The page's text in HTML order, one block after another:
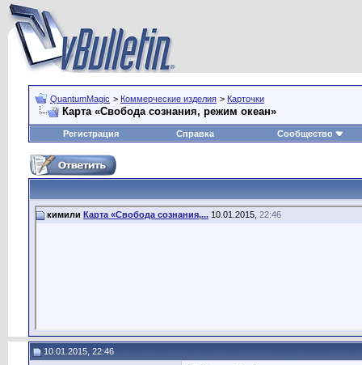
QuantumMagic > Коммерческие изделия > Карточки
Карта «Свобода сознания, режим океан»
Регистрация Справка Сообщество
кимили Карта «Свобода сознания,... 10.01.2015, 22:46
10.01.2015, 22:46